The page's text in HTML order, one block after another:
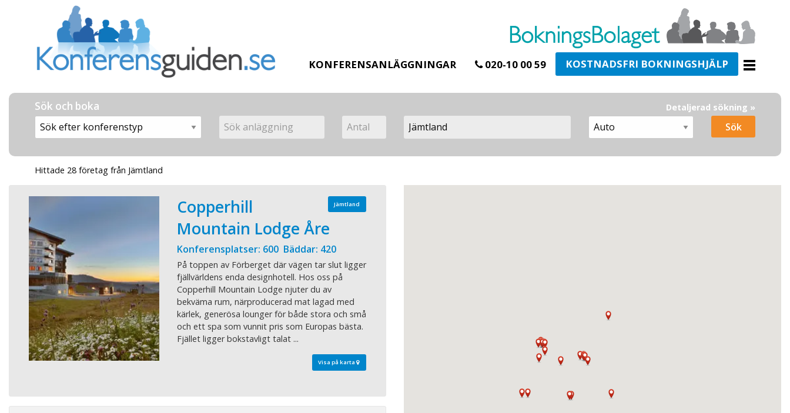
KONFERENSANLÄGGNINGAR 020-10 00 59 KOSTNADSFRI BOKNINGSHJÄLP
Sök och boka Detaljerad sökning »
Hittade 28 företag från Jämtland
Jämtland
Copperhill
Mountain Lodge Åre
Konferensplatser: 600 Bäddar: 420
På toppen av Förberget där vägen tar slut ligger
fjällvärldens enda designhotell. Hos oss på
Copperhill Mountain Lodge njuter du av
bekväma rum, närproducerad mat lagad med
kärlek, generösa lounger för både stora och små
och ett spa som vunnit pris som Europas bästa.
Fjället ligger bokstavligt talat ...
Visa på karta